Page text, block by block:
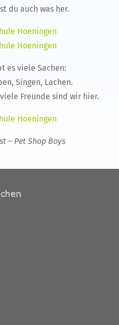
du auch was her.
Hoeningen
Hoeningen
es viele Sachen:
Singen, Lachen.
Freunde sind wir hier.
Hoeningen
– Pet Shop Boys